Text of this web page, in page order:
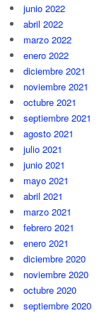
junio 2022
abril 2022
marzo 2022
enero 2022
diciembre 2021
noviembre 2021
octubre 2021
septiembre 2021
agosto 2021
julio 2021
junio 2021
mayo 2021
abril 2021
marzo 2021
febrero 2021
enero 2021
diciembre 2020
noviembre 2020
octubre 2020
septiembre 2020